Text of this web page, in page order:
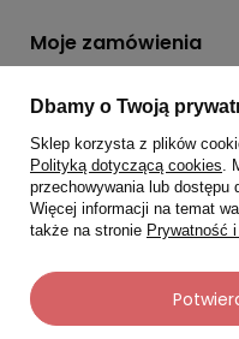
Moje zamówienia
Status zamówienia
Śledzenie przesyłki
Chcę zareklamować
Chcę zwrócić produkt
Kontakt
Dbamy o Twoją
Sklep korzysta z plików
Polityką dotyczącą cookies.
przechowywania lub dostępu
Więcej informacji na temat
także na stronie Prywatność